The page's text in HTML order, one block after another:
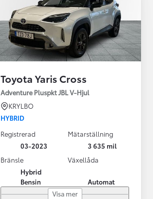
Toyota Yaris Cross
Adventure Pluspkt JBL V-Hjul
KRYLBO
HYBRID
Registrerad
03-2023
Mätarställning
3 635 mil
Bränsle
Hybrid
Bensin
Växellåda
Automat
Visa mer